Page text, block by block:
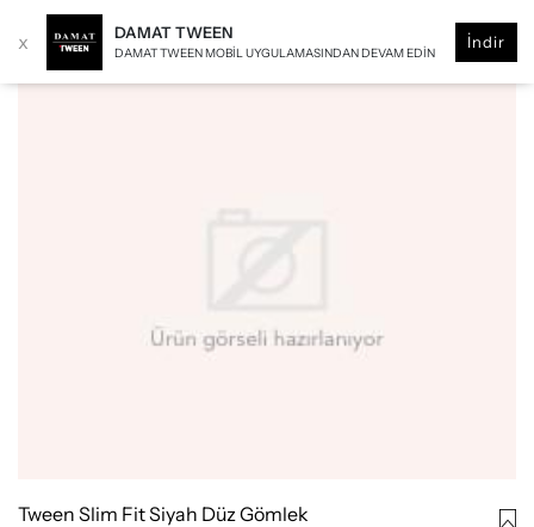
x DAMAT TWEEN
DAMAT TWEEN MOBIL UYGULAMASINDAN DEVAM EDIN
İndir
Tween Slim Fit Siyah Düz Gömlek